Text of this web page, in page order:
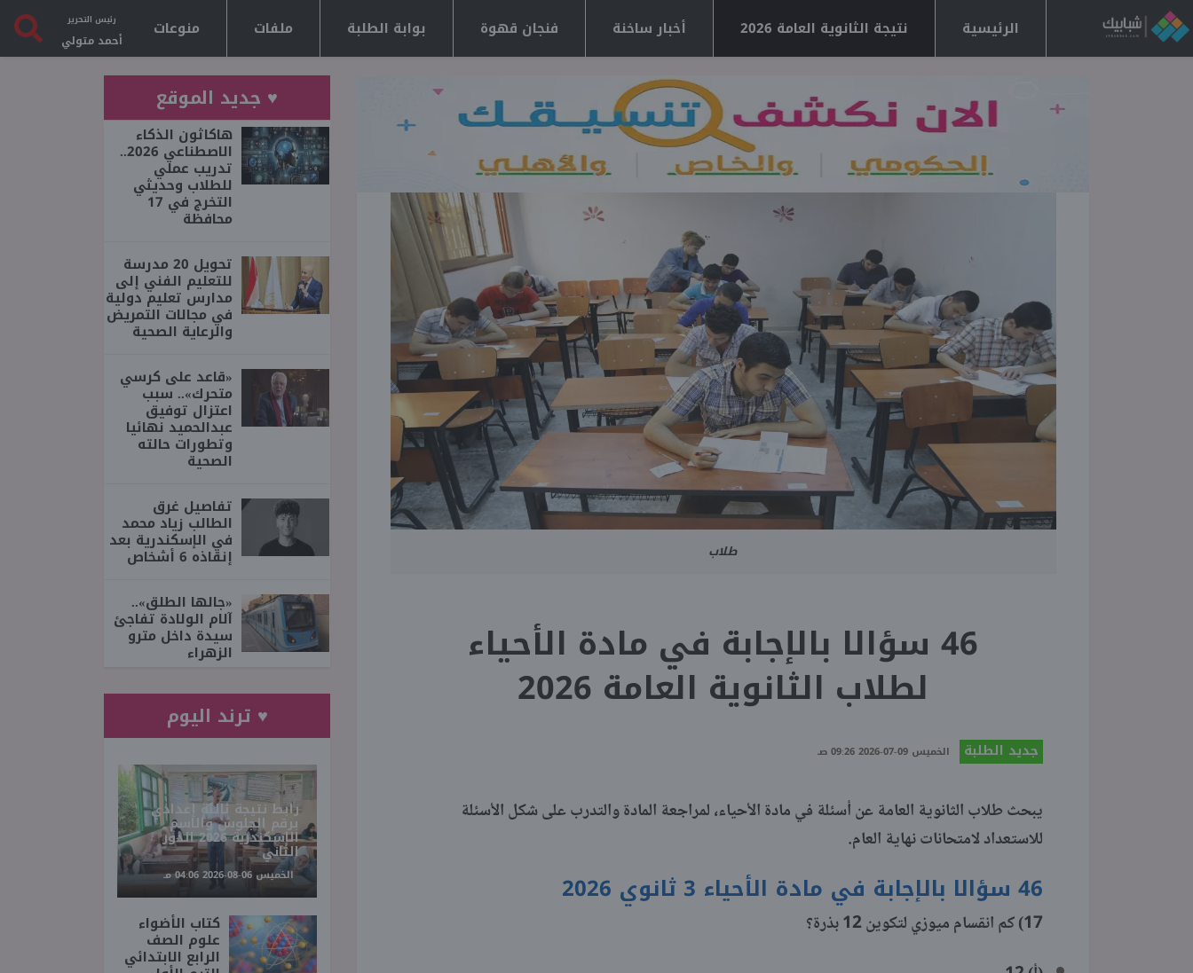
الرئيسية نتيجة الثانوية العامة 2026 أخبار ساخنة فنجان قهوة بوابة الطلبة ملفات منوعات رئيس التحرير
أحمد متولي
طلاب
46 سؤالا بالإجابة في مادة الأحياء
لطلاب الثانوية العامة 2026
جديد الطلبة الخميس 09-07-2026 09:26 صـ
يبحث طلاب الثانوية العامة عن أسئلة في مادة الأحياء، لمراجعة المادة والتدرب على شكل الأسئلة
للاستعداد لامتحانات نهاية العام.
46 سؤالا بالإجابة في مادة الأحياء 3 ثانوي 2026
17) كم انقسام ميوزي لتكوين 12 بذرة؟
♥ جديد الموقع
هاكاثون الذكاء
الاصطناعي 2026..
تدريب عملي
للطلاب وحديثي
التخرج في 17
محافظة
تحويل 20 مدرسة
للتعليم الفني إلى
مدارس تعليم دولية
في مجالات التمريض
والرعاية الصحية
«قاعد على كرسي
متحرك».. سبب
اعتزال توفيق
عبدالحميد نهائيا
وتطورات حالته
الصحية
تفاصيل غرق
الطالب زياد محمد
في الإسكندرية بعد
إنقاذه 6 أشخاص
«جالها الطلق»..
آلام الولادة تفاجئ
سيدة داخل مترو
الزهراء
♥ ترند اليوم
رابط نتيجة ثالثة إعدادي
برقم الجلوس والاسم
الإسكندرية 2026 الدور
الثاني
الخميس 06-08-2026 04:06 مـ
كتاب الأضواء
علوم الصف
الرابع الابتدائي